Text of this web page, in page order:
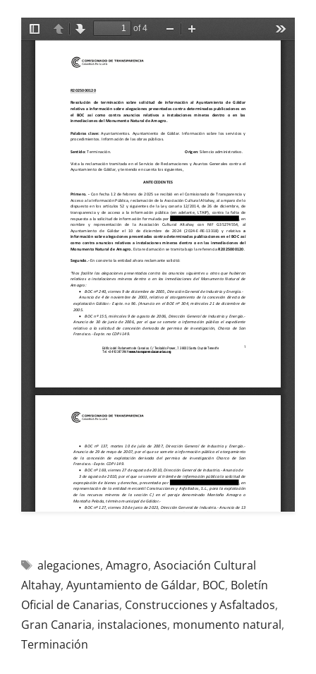
alegaciones, Amagro, Asociación Cultural
Altahay, Ayuntamiento de Gáldar, BOC, Boletín
Oficial de Canarias, Construcciones y Asfaltados,
Gran Canaria, instalaciones, monumento natural,
Terminación